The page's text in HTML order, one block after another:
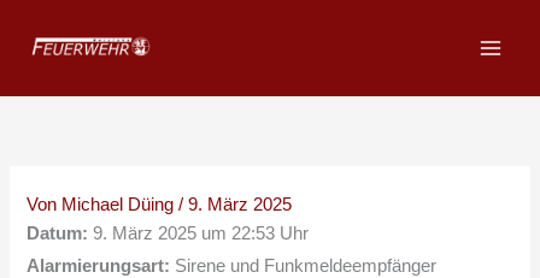
Inhalt
Von Michael Düing/9. März 2025
Datum: 9. März 2025 um 22:53 Uhr
Alarmierungsart: Sirene und Funkmeldeempfänger